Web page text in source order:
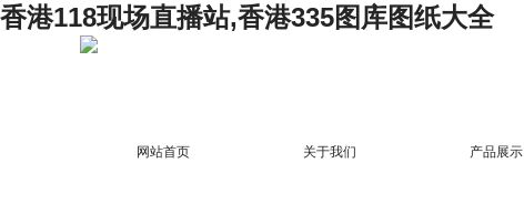
香港118现场直播站,香港335图库图纸大全
网站首页 关于我们 产品展示